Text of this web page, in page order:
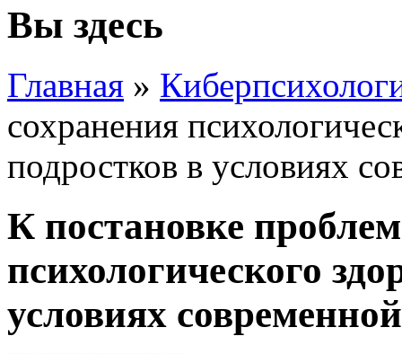
Вы здесь
Главная »
сохранения
подростков в условиях
К постановке
психологического
условиях